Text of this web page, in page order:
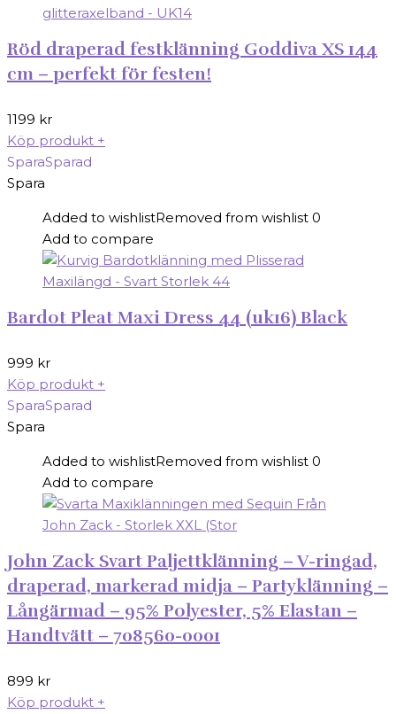
Röd draperad festklänning Goddiva XS 144
cm – perfekt för festen!
1199 kr
Köp produkt +
SparaSparad
Spara
Added to wishlistRemoved from wishlist 0
Add to compare
Bardot Pleat Maxi Dress 44 (uk16) Black
999 kr
Köp produkt +
SparaSparad
Spara
Added to wishlistRemoved from wishlist 0
Add to compare
John Zack Svart Paljettklänning – V-ringad,
draperad, markerad midja – Partyklänning –
Långärmad – 95% Polyester, 5% Elastan –
Handtvätt – 708560-0001
899 kr
Köp produkt +